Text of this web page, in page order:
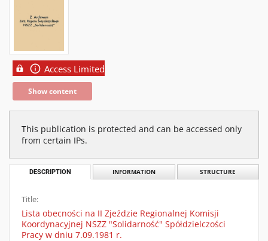
Access Limited
Show content
This publication is protected and can be accessed only
from certain IPs.
DESCRIPTION INFORMATION STRUCTURE
Title:
Lista obecności na II Zjeździe Regionalnej Komisji
Koordynacyjnej NSZZ "Solidarność" Spółdzielczości
Pracy w dniu 7.09.1981 r.